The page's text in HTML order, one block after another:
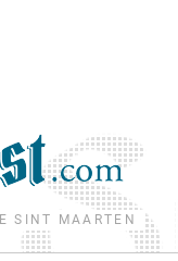
SINT MAARTEN